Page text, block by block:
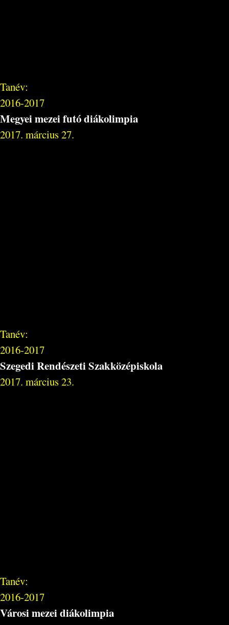
Tanév:
2016-2017
Megyei mezei futó diákolimpia
2017. március 27.
Tanév:
2016-2017
Szegedi Rendészeti Szakközépiskola
2017. március 23.
Tanév:
2016-2017
Városi mezei diákolimpia